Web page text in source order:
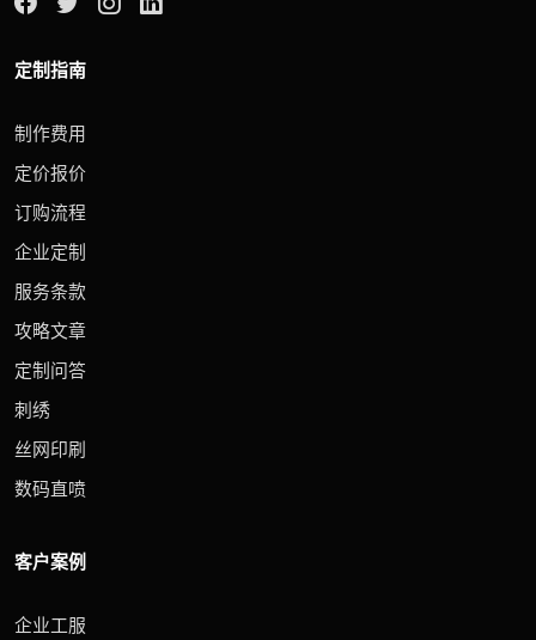
定制指南
制作费用
定价报价
订购流程
企业定制
服务条款
攻略文章
定制问答
刺绣
丝网印刷
数码直喷
客户案例
企业工服